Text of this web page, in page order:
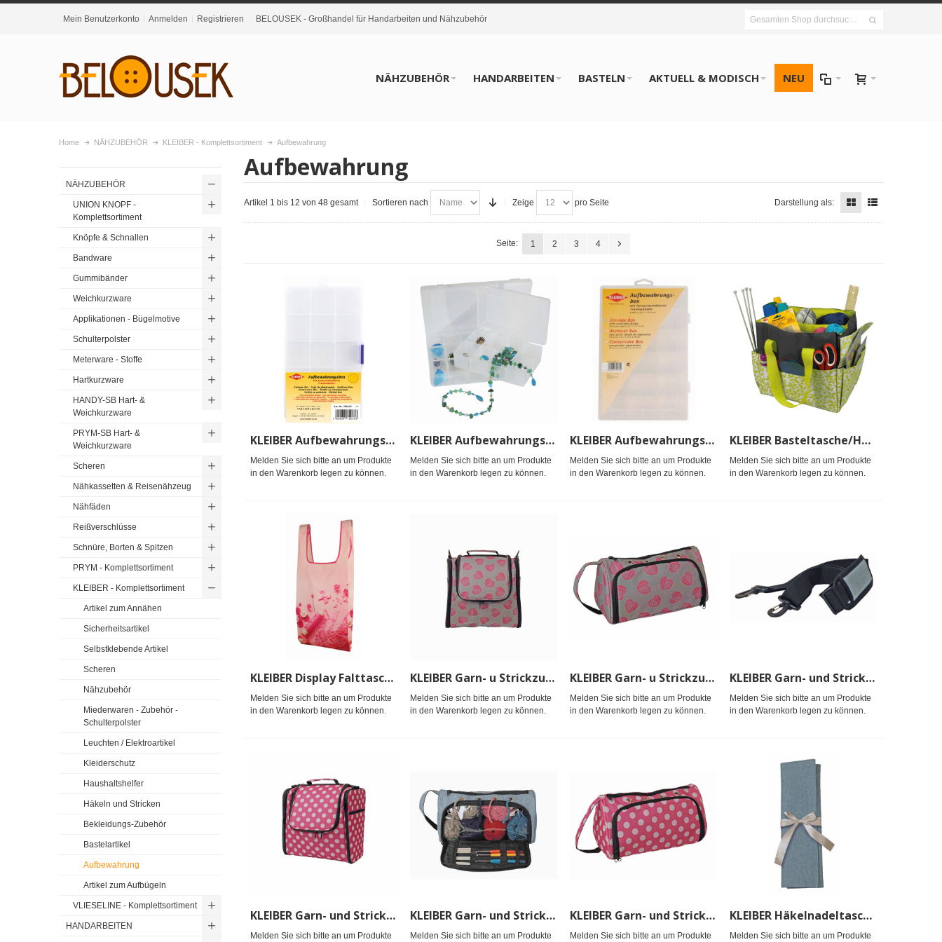
Mein Benutzerkonto Anmelden Registrieren BELOUSEK - Großhandel für Handarbeiten und Nähzubehör
NÄHZUBEHÖR HANDARBEITEN BASTELN AKTUELL & MODISCH NEU
Home NÄHZUBEHÖR KLEIBER - Komplettsortiment Aufbewahrung
Aufbewahrung
Artikel 1 bis 12 von 48 gesamt Sortieren nach Zeige pro Seite Darstellung als:
Seite: 1 2 3 4
KLEIBER Aufbewahrungs- u. Sortierbox 15Fächer/transparent
Melden Sie sich bitte an um Produkte
in den Warenkorb legen zu können.
KLEIBER Aufbewahrungsbox 20x13,3x3,8cm/transparent
Melden Sie sich bitte an um Produkte
in den Warenkorb legen zu können.
KLEIBER Aufbewahrungsbox 27x16,5x5,5cm/transparent
Melden Sie sich bitte an um Produkte
in den Warenkorb legen zu können.
KLEIBER Basteltasche/Handarbeitstasche 34x29x25cm/Kiwi,grau
Melden Sie sich bitte an um Produkte
in den Warenkorb legen zu können.
KLEIBER Display Falttaschen 3Motiveá8Stk.á46cmx27cmx14cm
Melden Sie sich bitte an um Produkte
in den Warenkorb legen zu können.
KLEIBER Garn- u Strickzubehörtasche groß Herzenpink/grau
Melden Sie sich bitte an um Produkte
in den Warenkorb legen zu können.
KLEIBER Garn- u Strickzubehörtasche klein Herzenpink/grau
Melden Sie sich bitte an um Produkte
in den Warenkorb legen zu können.
KLEIBER Garn- und Strickzubehörtasche groß blau
Melden Sie sich bitte an um Produkte
in den Warenkorb legen zu können.
KLEIBER Garn- und Strickzubehörtasche groß pink/weiß
Melden Sie sich bitte an um Produkte
KLEIBER Garn- und Strickzubehörtasche klein blau
Melden Sie sich bitte an um Produkte
KLEIBER Garn- und Strickzubehörtasche klein pink/weiß
Melden Sie sich bitte an um Produkte
KLEIBER Häkelnadeltasche blau
Melden Sie sich bitte an um Produkte
NÄHZUBEHÖR
UNION KNOPF -
Komplettsortiment
Knöpfe & Schnallen
Bandware
Gummibänder
Weichkurzware
Applikationen - Bügelmotive
Schulterpolster
Meterware - Stoffe
Hartkurzware
HANDY-SB Hart- &
Weichkurzware
PRYM-SB Hart- &
Weichkurzware
Scheren
Nähkassetten & Reisenähzeug
Nähfäden
Reißverschlüsse
Schnüre, Borten & Spitzen
PRYM - Komplettsortiment
KLEIBER - Komplettsortiment
Artikel zum Annähen
Sicherheitsartikel
Selbstklebende Artikel
Scheren
Nähzubehör
Miederwaren - Zubehör -
Schulterpolster
Leuchten / Elektroartikel
Kleiderschutz
Haushaltshelfer
Häkeln und Stricken
Bekleidungs-Zubehör
Bastelartikel
Aufbewahrung
Artikel zum Aufbügeln
VLIESELINE - Komplettsortiment
HANDARBEITEN